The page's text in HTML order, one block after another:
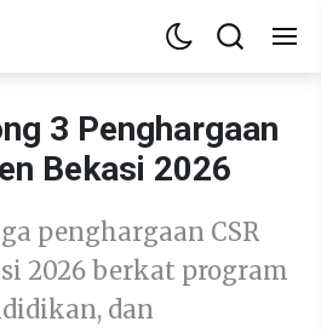
3 Penghargaan
Bekasi 2026
penghargaan CSR
2026 berkat program
dan